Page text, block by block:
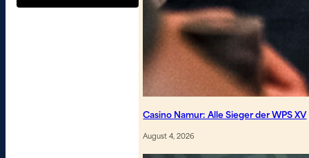
Casino Namur: Alle Sieger der WPS XV
August 4, 2026